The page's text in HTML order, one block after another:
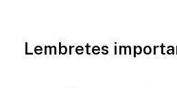
Lembretes